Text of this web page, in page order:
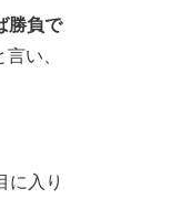
勝負で
い、
に入り